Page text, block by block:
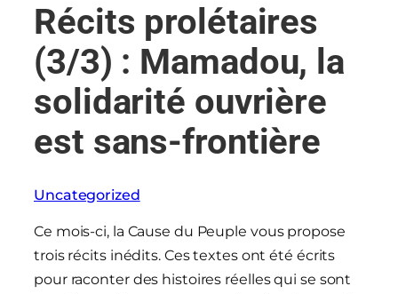
e
r
Récits prolétaires
(3/3) : Mamadou, la
solidarité ouvrière
est sans-frontière
Uncategorized
Ce mois-ci, la Cause du Peuple vous propose
trois récits inédits. Ces textes ont été écrits
pour raconter des histoires réelles qui se sont